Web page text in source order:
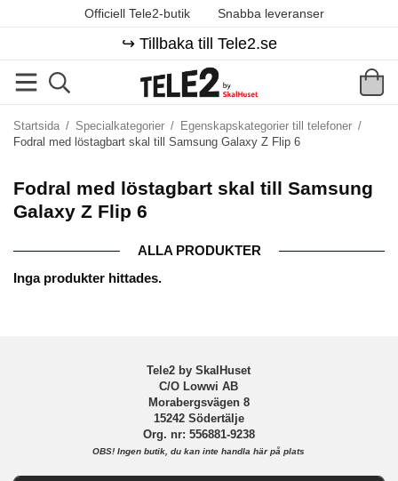
Officiell Tele2-butik Snabba leveranser
↪️ Tillbaka till Tele2.se
Startsida / Specialkategorier / Egenskapskategorier till telefoner /
Fodral med löstagbart skal till Samsung Galaxy Z Flip 6
Fodral med löstagbart skal till Samsung
Galaxy Z Flip 6
ALLA PRODUKTER
Inga produkter hittades.
Tele2 by SkalHuset
C/O Lowwi AB
Morabergsvägen 8
15242 Södertälje
Org. nr: 556881-9238
OBS! Ingen butik, du kan inte handla här på plats